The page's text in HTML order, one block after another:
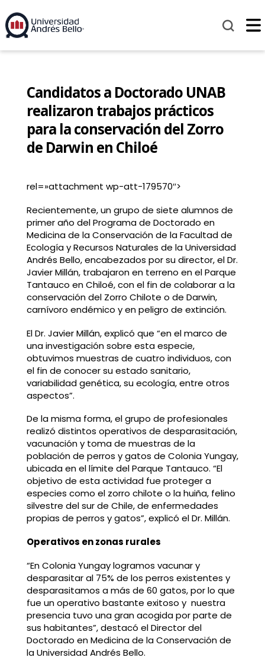
Candidatos a Doctorado UNAB
realizaron trabajos prácticos
para la conservación del Zorro
de Darwin en Chiloé
rel=»attachment wp-att-179570″>
Recientemente, un grupo de siete alumnos de
primer año del Programa de Doctorado en
Medicina de la Conservación de la Facultad de
Ecología y Recursos Naturales de la Universidad
Andrés Bello, encabezados por su director, el Dr.
Javier Millán, trabajaron en terreno en el Parque
Tantauco en Chiloé, con el fin de colaborar a la
conservación del Zorro Chilote o de Darwin,
carnívoro endémico y en peligro de extinción.
El Dr. Javier Millán, explicó que “en el marco de
una investigación sobre esta especie,
obtuvimos muestras de cuatro individuos, con
el fin de conocer su estado sanitario,
variabilidad genética, su ecología, entre otros
aspectos”.
De la misma forma, el grupo de profesionales
realizó distintos operativos de desparasitación,
vacunación y toma de muestras de la
población de perros y gatos de Colonia Yungay,
ubicada en el límite del Parque Tantauco. “El
objetivo de esta actividad fue proteger a
especies como el zorro chilote o la huiña, felino
silvestre del sur de Chile, de enfermedades
propias de perros y gatos”, explicó el Dr. Millán.
Operativos en zonas rurales
“En Colonia Yungay logramos vacunar y
desparasitar al 75% de los perros existentes y
desparasitamos a más de 60 gatos, por lo que
fue un operativo bastante exitoso y nuestra
presencia tuvo una gran acogida por parte de
sus habitantes”, destacó el Director del
Doctorado en Medicina de la Conservación de
la Universidad Andrés Bello.